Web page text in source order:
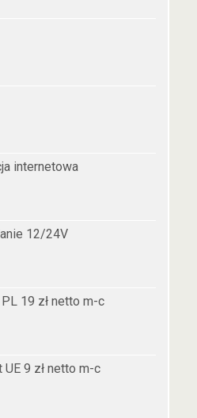
internetowa
12/24V
19 zł netto m-c
UE 9 zł netto m-c